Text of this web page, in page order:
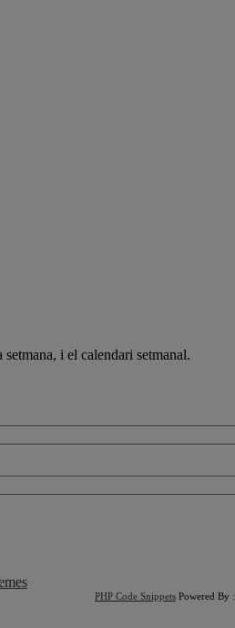
i el calendari setmanal.
PHP Code Snippets Powered By :